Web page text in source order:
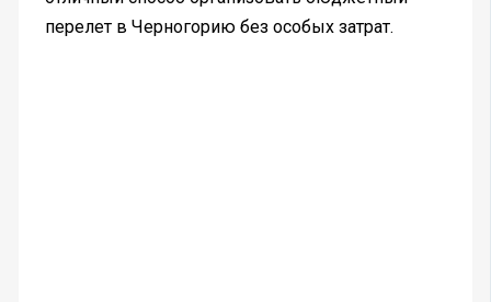
перелет в Черногорию без особых затрат.